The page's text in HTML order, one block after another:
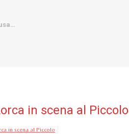
in scena al Piccolo
in scena al Piccolo